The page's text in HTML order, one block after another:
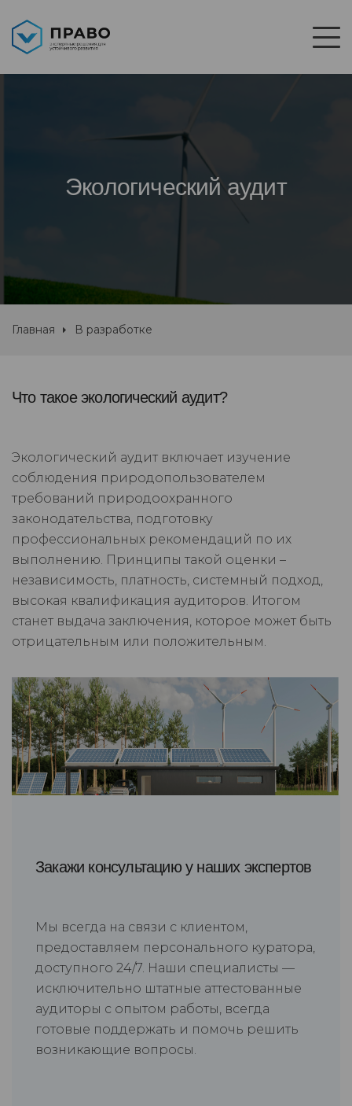
Экологический аудит
Главная В разработке
Что такое экологический аудит?
Экологический аудит включает изучение
соблюдения природопользователем
требований природоохранного
законодательства, подготовку
профессиональных рекомендаций по их
выполнению. Принципы такой оценки –
независимость, платность, системный подход,
высокая квалификация аудиторов. Итогом
станет выдача заключения, которое может быть
отрицательным или положительным.
Закажи консультацию у наших экспертов
Мы всегда на связи с клиентом,
предоставляем персонального куратора,
доступного 24/7. Наши специалисты —
исключительно штатные аттестованные
аудиторы с опытом работы, всегда
готовые поддержать и помочь решить
возникающие вопросы.